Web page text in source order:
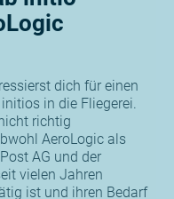
dich für einen
in die Fliegerei.
richtig
AeroLogic als
AG und der
vielen Jahren
ist und ihren Bedarf